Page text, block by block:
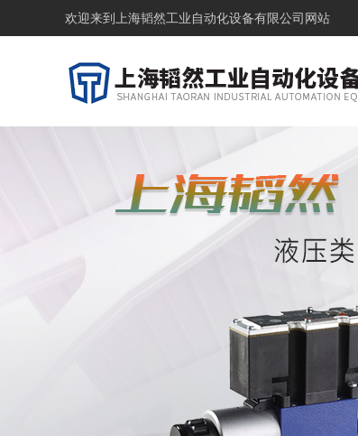
欢迎来到 上海韬然工业自动化设备有限公司网站